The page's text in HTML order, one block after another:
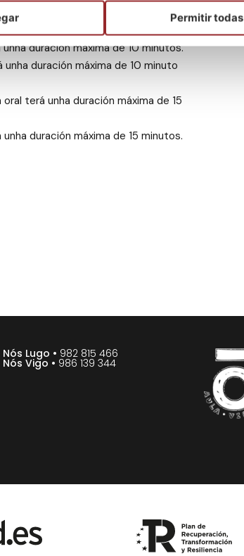
duración máxima de 10 minutos.
duración máxima de 10 minuto
terá unha duración máxima de 15
duración máxima de 15 minutos.
Nós Lugo • 982 815 466
Nós Vigo • 986 139 344
Permitir todas